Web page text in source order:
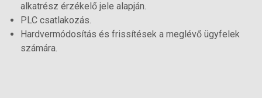
alkatrész érzékelő jele alapján.
PLC csatlakozás.
Hardvermódosítás és frissítések a meglévő ügyfelek
számára.